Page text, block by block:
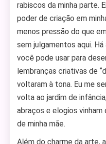
rabiscos da minha parte.
poder de criação em
menos pressão do que
sem julgamentos aqui.
você pode usar para
lembranças criativas de
voltaram à tona. Eu me
volta ao jardim de
abraços e elogios
de minha mãe.
Além do charme da arte,